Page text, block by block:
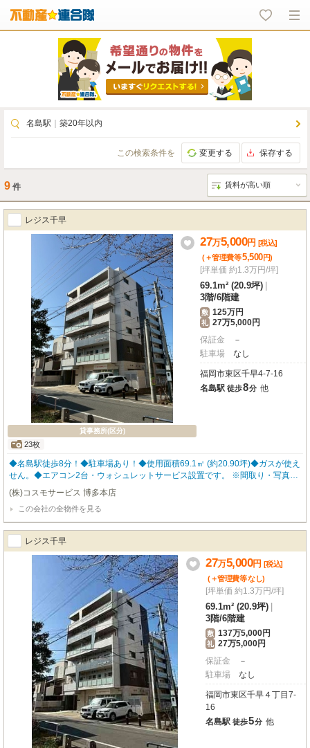
名島駅 築20年以内
この検索条件を 変更する 保存する
9 件
レジス千早
貸事務所(区分)
23枚
27万5,000円 [税込]
(＋管理費等5,500円)
[坪単価 約1.3万円/坪]
69.1m² (20.9坪)
3階/6階建
敷 125万円
礼 27万5,000円
保証金
－
駐車場
なし
福岡市東区千早4-7-16
名島駅 徒歩8分 他
◆名島駅徒歩8分！◆駐車場あり！◆使用面積69.1㎡ (約20.90坪)◆ガスが使えま
せん。◆エアコン2台・ウォシュレットサービス設置です。 ※間取り・写真は
現況優先となります。 福岡の物件全てご紹介出来ます！！何でもご相談下さ
い♪
(株)コスモサービス 博多本店
この会社の全物件を見る
レジス千早
27万5,000円 [税込]
(＋管理費等なし)
[坪単価 約1.3万円/坪]
69.1m² (20.9坪)
3階/6階建
敷 137万5,000円
礼 27万5,000円
保証金
－
駐車場
なし
福岡市東区千早４丁目7-
16
名島駅 徒歩5分 他